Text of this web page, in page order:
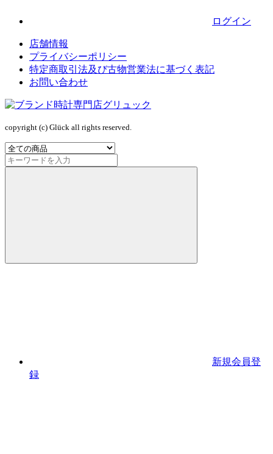
ログイン
店舗情報
プライバシーポリシー
特定商取引法及び古物営業法に基づく表記
お問い合わせ
copyright (c) Glück all rights reserved.
新規会員登
録